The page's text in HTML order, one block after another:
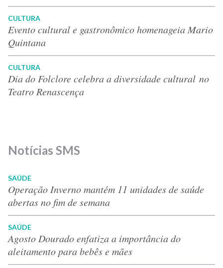
CULTURA
Evento cultural e gastronômico homenageia Mario
Quintana
CULTURA
Dia do Folclore celebra a diversidade cultural no
Teatro Renascença
Notícias SMS
SAÚDE
Operação Inverno mantém 11 unidades de saúde
abertas no fim de semana
SAÚDE
Agosto Dourado enfatiza a importância do
aleitamento para bebês e mães